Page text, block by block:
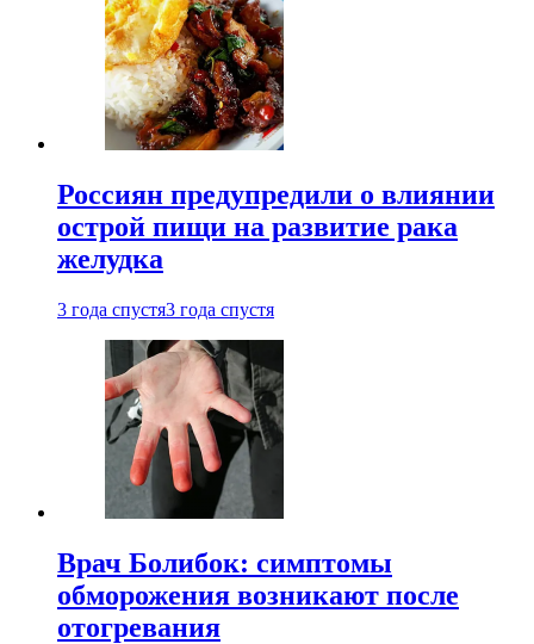
Россиян предупредили о влиянии
острой пищи на развитие рака
желудка
3 года спустя3 года спустя
Врач Болибок: симптомы
обморожения возникают после
отогревания